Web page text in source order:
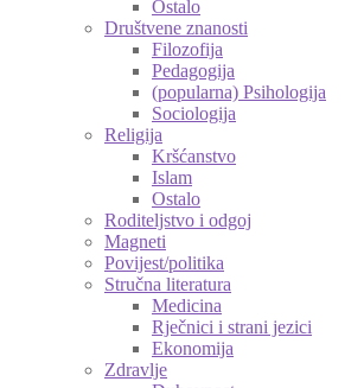
Ostalo
Društvene znanosti
Filozofija
Pedagogija
(popularna) Psihologija
Sociologija
Religija
Kršćanstvo
Islam
Ostalo
Roditeljstvo i odgoj
Magneti
Povijest/politika
Stručna literatura
Medicina
Rječnici i strani jezici
Ekonomija
Zdravlje